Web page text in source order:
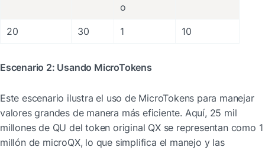
o
20 30 1 10
Escenario 2: Usando MicroTokens
Este escenario ilustra el uso de MicroTokens para manejar
valores grandes de manera más eficiente. Aquí, 25 mil
millones de QU del token original QX se representan como 1
millón de microQX, lo que simplifica el manejo y las